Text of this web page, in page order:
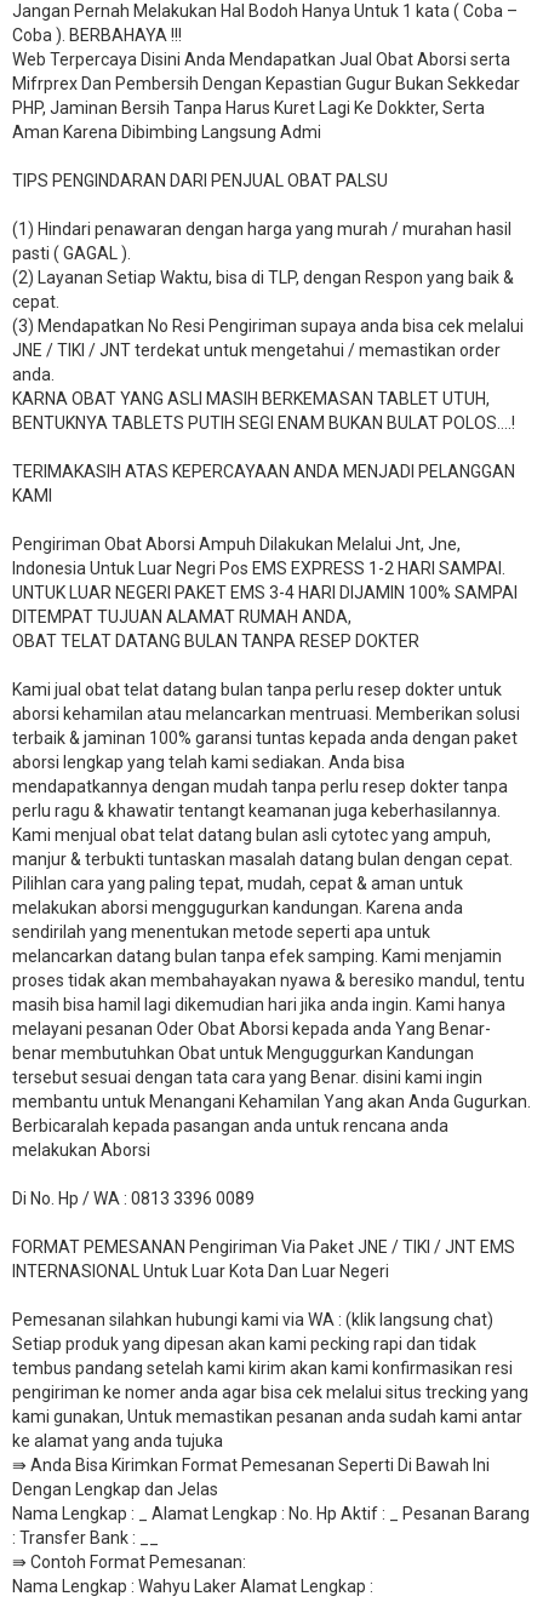
Jangan Pernah Melakukan Hal Bodoh Hanya Untuk 1 kata ( Coba –
Coba ). BERBAHAYA !!!
Web Terpercaya Disini Anda Mendapatkan Jual Obat Aborsi serta
Mifrprex Dan Pembersih Dengan Kepastian Gugur Bukan Sekkedar
PHP, Jaminan Bersih Tanpa Harus Kuret Lagi Ke Dokkter, Serta
Aman Karena Dibimbing Langsung Admi
TIPS PENGINDARAN DARI PENJUAL OBAT PALSU
(1) Hindari penawaran dengan harga yang murah / murahan hasil
pasti ( GAGAL ).
(2) Layanan Setiap Waktu, bisa di TLP, dengan Respon yang baik &
cepat.
(3) Mendapatkan No Resi Pengiriman supaya anda bisa cek melalui
JNE / TIKI / JNT terdekat untuk mengetahui / memastikan order
anda.
KARNA OBAT YANG ASLI MASIH BERKEMASAN TABLET UTUH,
BENTUKNYA TABLETS PUTIH SEGI ENAM BUKAN BULAT POLOS….!
TERIMAKASIH ATAS KEPERCAYAAN ANDA MENJADI PELANGGAN
KAMI
Pengiriman Obat Aborsi Ampuh Dilakukan Melalui Jnt, Jne,
Indonesia Untuk Luar Negri Pos EMS EXPRESS 1-2 HARI SAMPAI.
UNTUK LUAR NEGERI PAKET EMS 3-4 HARI DIJAMIN 100% SAMPAI
DITEMPAT TUJUAN ALAMAT RUMAH ANDA,
OBAT TELAT DATANG BULAN TANPA RESEP DOKTER
Kami jual obat telat datang bulan tanpa perlu resep dokter untuk
aborsi kehamilan atau melancarkan mentruasi. Memberikan solusi
terbaik & jaminan 100% garansi tuntas kepada anda dengan paket
aborsi lengkap yang telah kami sediakan. Anda bisa
mendapatkannya dengan mudah tanpa perlu resep dokter tanpa
perlu ragu & khawatir tentangt keamanan juga keberhasilannya.
Kami menjual obat telat datang bulan asli cytotec yang ampuh,
manjur & terbukti tuntaskan masalah datang bulan dengan cepat.
Pilihlan cara yang paling tepat, mudah, cepat & aman untuk
melakukan aborsi menggugurkan kandungan. Karena anda
sendirilah yang menentukan metode seperti apa untuk
melancarkan datang bulan tanpa efek samping. Kami menjamin
proses tidak akan membahayakan nyawa & beresiko mandul, tentu
masih bisa hamil lagi dikemudian hari jika anda ingin. Kami hanya
melayani pesanan Oder Obat Aborsi kepada anda Yang Benar-
benar membutuhkan Obat untuk Menguggurkan Kandungan
tersebut sesuai dengan tata cara yang Benar. disini kami ingin
membantu untuk Menangani Kehamilan Yang akan Anda Gugurkan.
Berbicaralah kepada pasangan anda untuk rencana anda
melakukan Aborsi
Di No. Hp / WA : 0813 3396 0089
FORMAT PEMESANAN Pengiriman Via Paket JNE / TIKI / JNT EMS
INTERNASIONAL Untuk Luar Kota Dan Luar Negeri
Pemesanan silahkan hubungi kami via WA : (klik langsung chat)
Setiap produk yang dipesan akan kami pecking rapi dan tidak
tembus pandang setelah kami kirim akan kami konfirmasikan resi
pengiriman ke nomer anda agar bisa cek melalui situs trecking yang
kami gunakan, Untuk memastikan pesanan anda sudah kami antar
ke alamat yang anda tujuka
⇛ Anda Bisa Kirimkan Format Pemesanan Seperti Di Bawah Ini
Dengan Lengkap dan Jelas
Nama Lengkap : _ Alamat Lengkap : No. Hp Aktif : _ Pesanan Barang
: Transfer Bank : __
​⇛ Contoh Format Pemesanan:
Nama Lengkap : Wahyu Laker Alamat Lengkap :